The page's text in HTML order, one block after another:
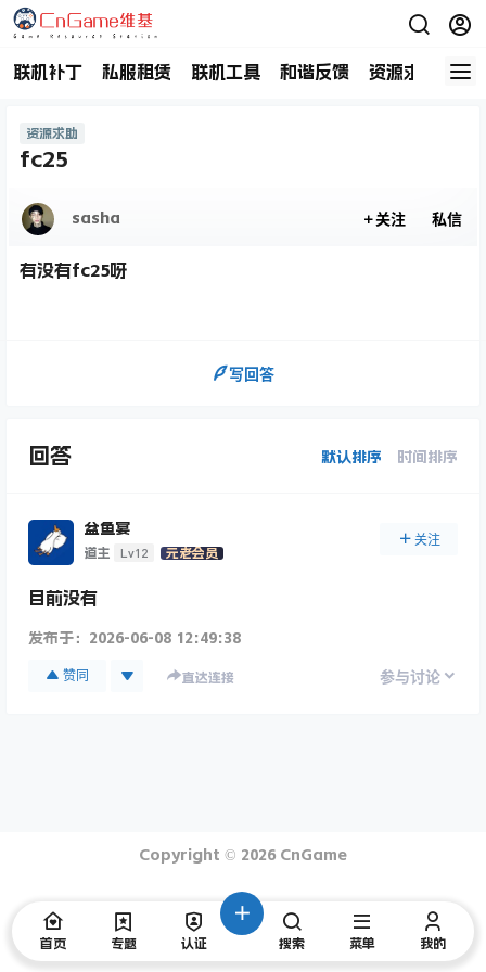
联机补丁 私服租赁 联机工具 和谐反馈 资源求助 商
资源求助
fc25
sasha 关注 私信
有没有fc25呀
写回答
回答 默认排序 时间排序
盆鱼宴
道主 Lv12 元老会员
关注
目前没有
发布于： 2026-06-08 12:49:38
赞同 直达连接 参与讨论
Copyright © 2026 CnGame
首页 专题 认证 搜索 菜单 我的